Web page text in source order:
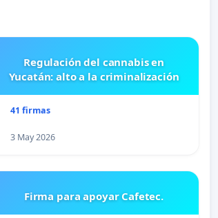
Regulación del cannabis en
Yucatán: alto a la criminalización
41 firmas
3 May 2026
Firma para apoyar Cafetec.